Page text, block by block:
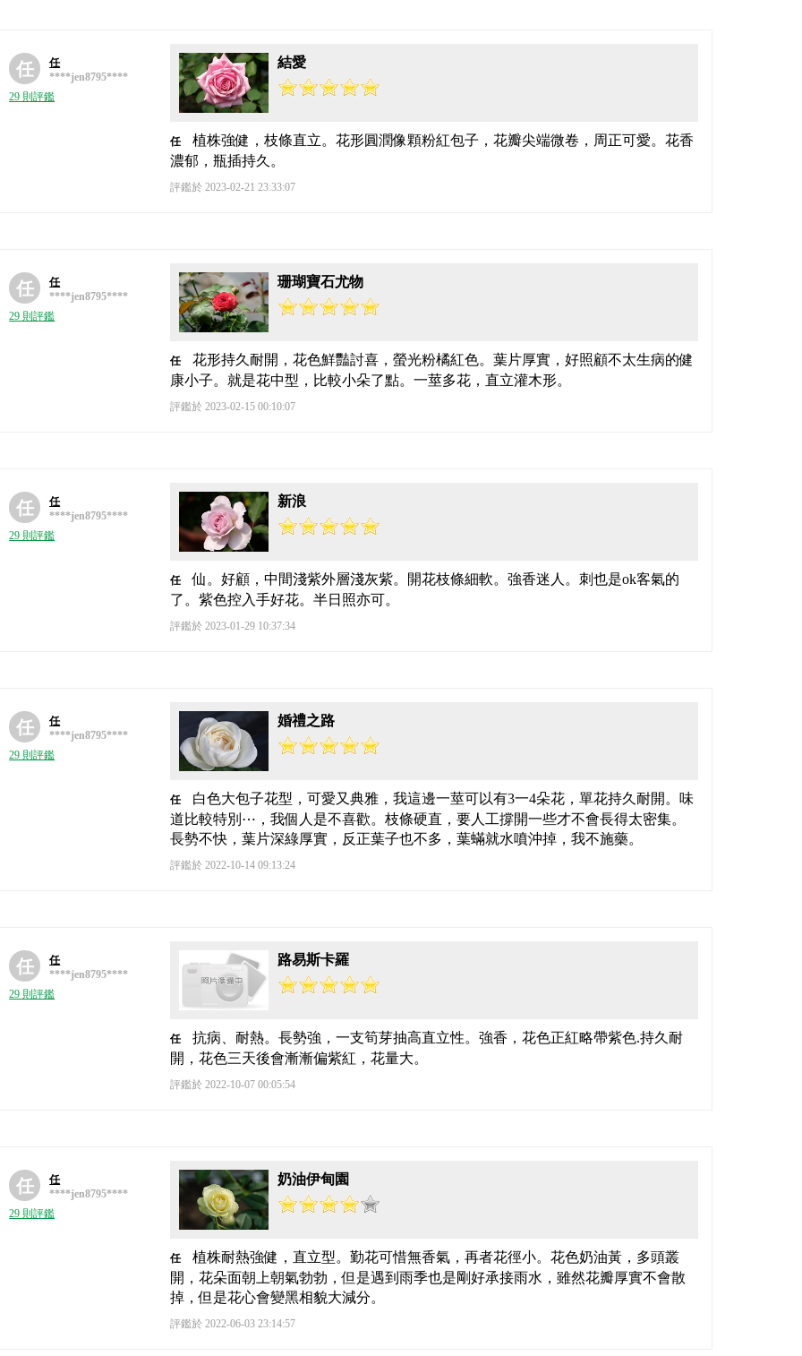
任
任
****jen8795****
29 則評鑑
結愛
任
植株強健，枝條直立。花形圓潤像顆粉紅包子，花瓣尖端微卷，周正可愛。花香
濃郁，瓶插持久。
評鑑於 2023-02-21 23:33:07
任
任
****jen8795****
29 則評鑑
珊瑚寶石尤物
任
花形持久耐開，花色鮮豔討喜，螢光粉橘紅色。葉片厚實，好照顧不太生病的健
康小子。就是花中型，比較小朵了點。一莖多花，直立灌木形。
評鑑於 2023-02-15 00:10:07
任
任
****jen8795****
29 則評鑑
新浪
任
仙。好顧，中間淺紫外層淺灰紫。開花枝條細軟。強香迷人。刺也是ok客氣的
了。紫色控入手好花。半日照亦可。
評鑑於 2023-01-29 10:37:34
任
任
****jen8795****
29 則評鑑
婚禮之路
任
白色大包子花型，可愛又典雅，我這邊一莖可以有3一4朵花，單花持久耐開。味
道比較特別⋯，我個人是不喜歡。枝條硬直，要人工撐開一些才不會長得太密集。
長勢不快，葉片深綠厚實，反正葉子也不多，葉蟎就水噴沖掉，我不施藥。
評鑑於 2022-10-14 09:13:24
任
任
****jen8795****
29 則評鑑
路易斯卡羅
任
抗病、耐熱。長勢強，一支筍芽抽高直立性。強香，花色正紅略帶紫色.持久耐
開，花色三天後會漸漸偏紫紅，花量大。
評鑑於 2022-10-07 00:05:54
任
任
****jen8795****
29 則評鑑
奶油伊甸園
任
植株耐熱強健，直立型。勤花可惜無香氣，再者花徑小。花色奶油黃，多頭叢
開，花朵面朝上朝氣勃勃，但是遇到雨季也是剛好承接雨水，雖然花瓣厚實不會散
掉，但是花心會變黑相貌大減分。
評鑑於 2022-06-03 23:14:57